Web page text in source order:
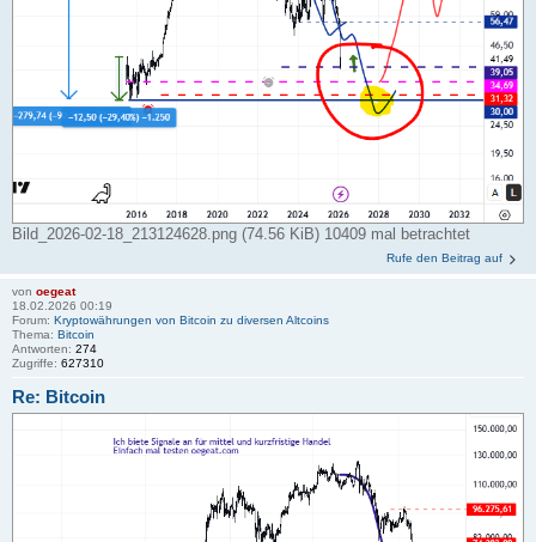
Bild_2026-02-18_213124628.png (74.56 KiB) 10409 mal betrachtet
Rufe den Beitrag auf
von oegeat
18.02.2026 00:19
Forum: Kryptowährungen von Bitcoin zu diversen Altcoins
Thema: Bitcoin
Antworten: 274
Zugriffe: 627310
Re: Bitcoin